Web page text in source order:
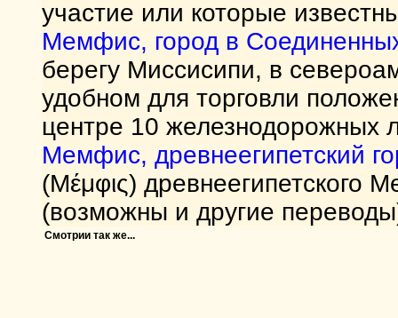
участие или которые
Мемфис, город в
берегу Миссисипи, в
удобном для торговли
центре 10 железнодорожных
Мемфис, древнеегипетский
(Μέμφις) древнеегипетского
(возможны и другие
Смотрии так же...